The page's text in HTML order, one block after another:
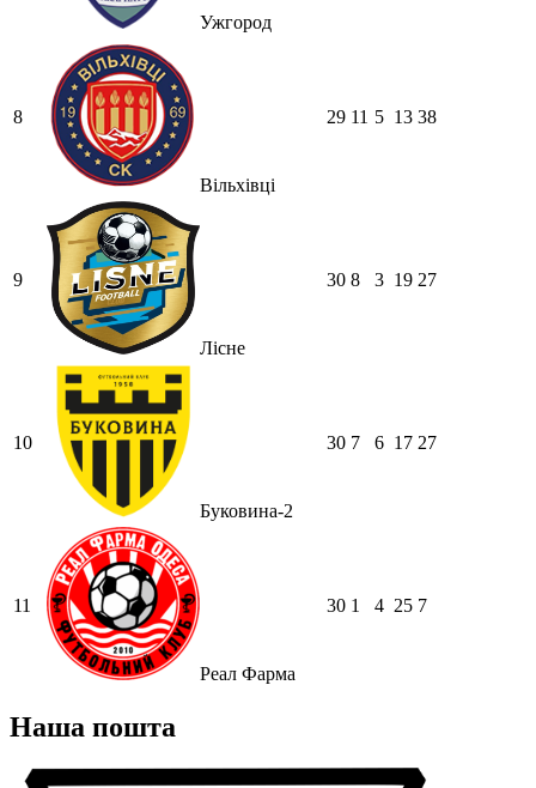
Ужгород
8
Вільхівці
29 11 5 13 38
9
Лісне
30 8 3 19 27
10
Буковина-2
30 7 6 17 27
11
Реал Фарма
30 1 4 25 7
Наша пошта